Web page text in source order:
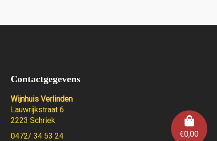
€0,00
Contactgegevens
Wijnhuis Verlinden
Lauwrijkstraat 6
2223 Schriek
0472/ 34 53 24